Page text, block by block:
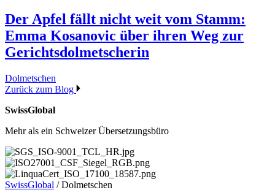
Der Apfel fällt nicht weit vom Stamm:
Emma Kosanovic über ihren Weg zur
Gerichtsdolmetscherin
Dolmetschen
Zurück zum Blog
SwissGlobal
Mehr als ein Schweizer Übersetzungsbüro
SwissGlobal /Dolmetschen